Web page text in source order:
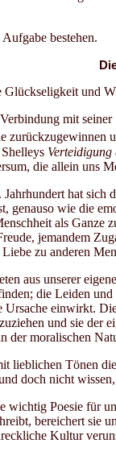
bestehen.
und
mit
die allein uns
hat
genauso wie die
als Ganze
jemandem
zu anderen
aus unserer
die Leiden
einwirkt.
und sie
moralischen
Tönen
doch nicht
Poesie für
bereichert sie
Kultur